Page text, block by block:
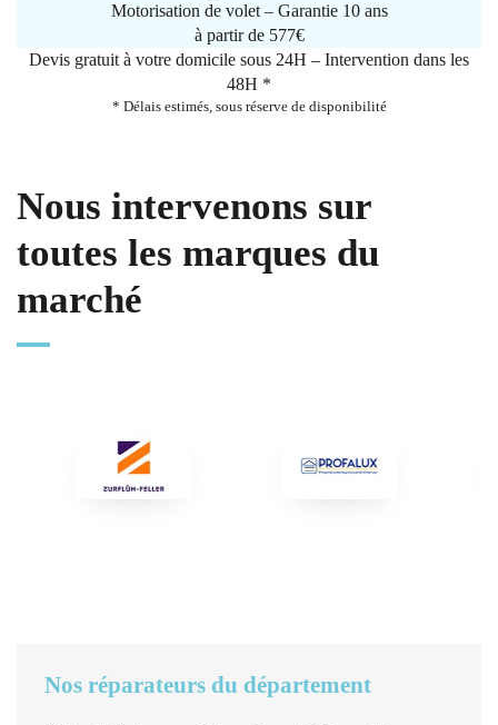
Motorisation de volet – Garantie 10 ans
à partir de 577€
Devis gratuit à votre domicile sous 24H – Intervention dans les
48H *
* Délais estimés, sous réserve de disponibilité
Nous intervenons sur
toutes les marques du
marché
Nos réparateurs du département